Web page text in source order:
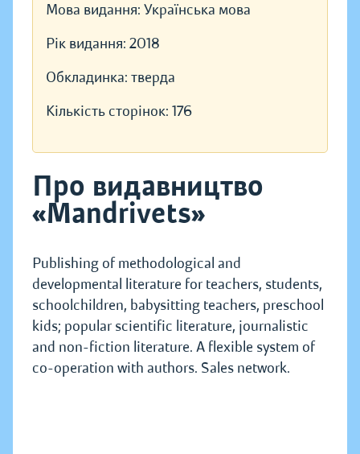
Мова видання: Українська мова
Рік видання: 2018
Обкладинка: тверда
Кількість сторінок: 176
Про видавництво
«Mandrivets»
Publishing of methodological and
developmental literature for teachers, students,
schoolchildren, babysitting teachers, preschool
kids; popular scientific literature, journalistic
and non-fiction literature. A flexible system of
co-operation with authors. Sales network.